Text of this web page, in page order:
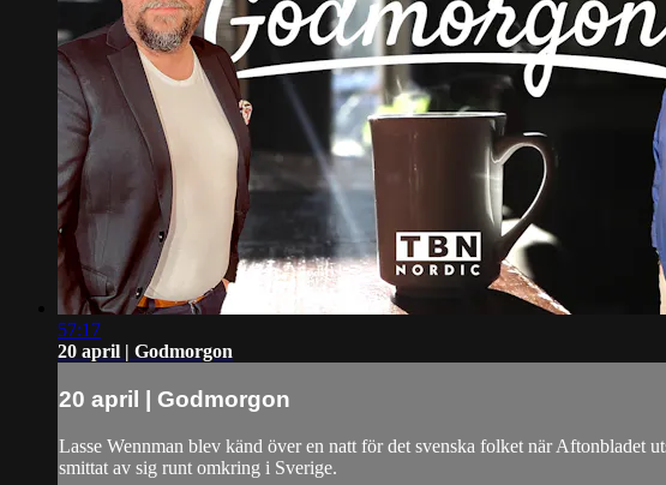
57:17
20 april | Godmorgon
20 april | Godmorgon
Lasse Wennman blev känd över en natt för det svenska folket när Aftonbladet
smittat av sig runt omkring i Sverige.